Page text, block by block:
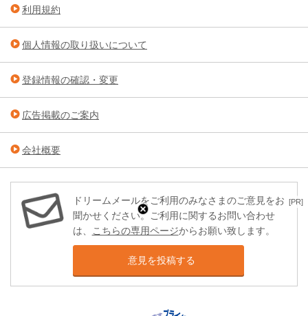
[PR]
利用規約
個人情報の取り扱いについて
登録情報の確認・変更
広告掲載のご案内
会社概要
ドリームメールをご利用のみなさまのご意見をお
聞かせください。ご利用に関するお問い合わせ
は、 こちらの専用ページからお願い致します。
意見を投稿する